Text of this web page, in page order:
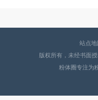
站点
版权所有，未经书面
粉体圈专注为